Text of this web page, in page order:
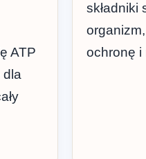
ATP
dla
składniki
ochronę i